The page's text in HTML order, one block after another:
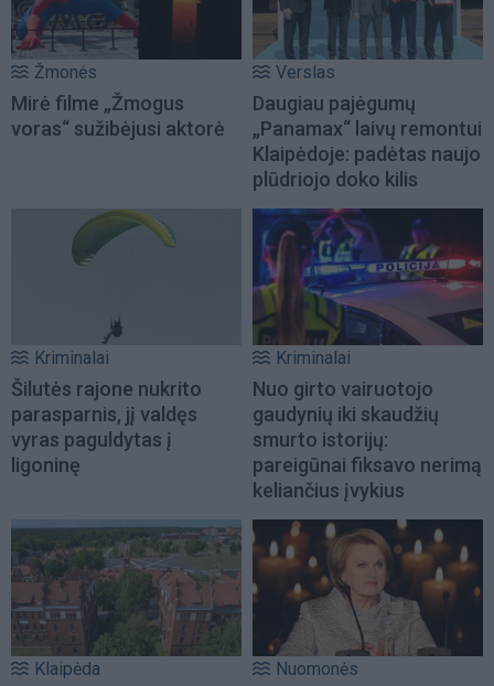
Žmonės
Mirė filme „Žmogus
voras“ sužibėjusi aktorė
Verslas
Daugiau pajėgumų
„Panamax“ laivų remontui
Klaipėdoje: padėtas naujo
plūdriojo doko kilis
Kriminalai
Šilutės rajone nukrito
parasparnis, jį valdęs
vyras paguldytas į
ligoninę
Kriminalai
Nuo girto vairuotojo
gaudynių iki skaudžių
smurto istorijų:
pareigūnai fiksavo nerimą
keliančius įvykius
Klaipėda Nuomonės